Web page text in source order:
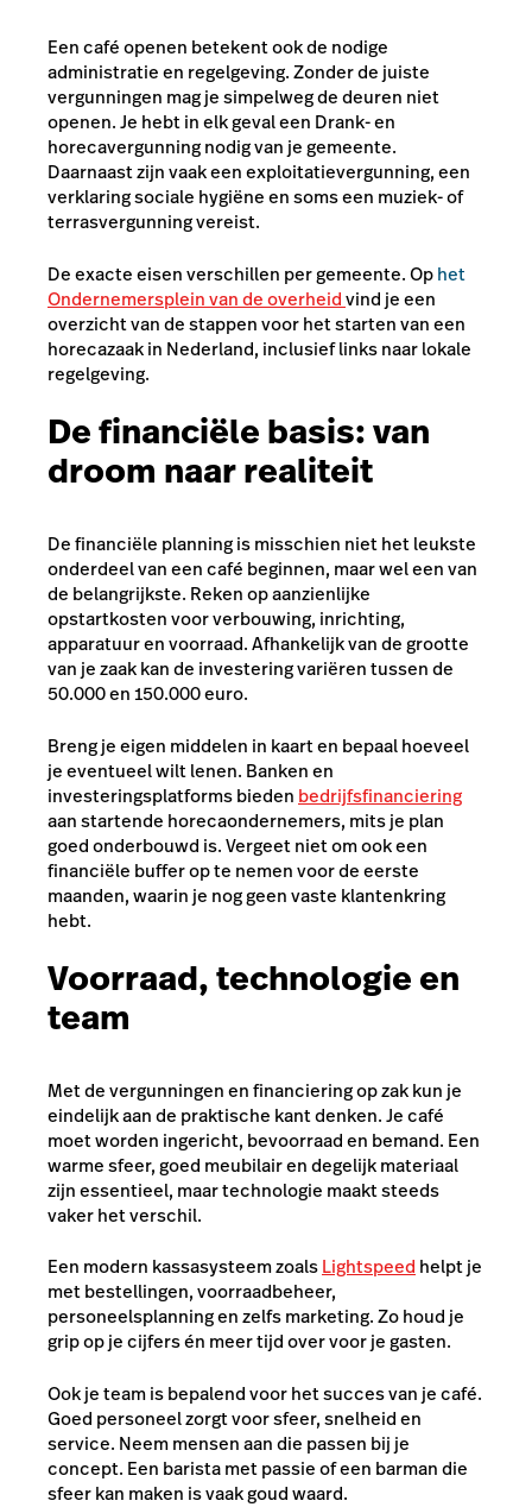
Een café openen betekent ook de nodige
administratie en regelgeving. Zonder de juiste
vergunningen mag je simpelweg de deuren niet
openen. Je hebt in elk geval een Drank- en
horecavergunning nodig van je gemeente.
Daarnaast zijn vaak een exploitatievergunning, een
verklaring sociale hygiëne en soms een muziek- of
terrasvergunning vereist.
De exacte eisen verschillen per gemeente. Ophet
Ondernemersplein van de overheidvind je een
overzicht van de stappen voor het starten van een
horecazaak in Nederland, inclusief links naar lokale
regelgeving.
De financiële basis: van
droom naar realiteit
De financiële planning is misschien niet het leukste
onderdeel van een café beginnen, maar wel een van
de belangrijkste. Reken op aanzienlijke
opstartkosten voor verbouwing, inrichting,
apparatuur en voorraad. Afhankelijk van de grootte
van je zaak kan de investering variëren tussen de
50.000 en 150.000 euro.
Breng je eigen middelen in kaart en bepaal hoeveel
je eventueel wilt lenen. Banken en
investeringsplatforms bieden bedrijfsfinanciering
aan startende horecaondernemers, mits je plan
goed onderbouwd is. Vergeet niet om ook een
financiële buffer op te nemen voor de eerste
maanden, waarin je nog geen vaste klantenkring
hebt.
Voorraad, technologie en
team
Met de vergunningen en financiering op zak kun je
eindelijk aan de praktische kant denken. Je café
moet worden ingericht, bevoorraad en bemand. Een
warme sfeer, goed meubilair en degelijk materiaal
zijn essentieel, maar technologie maakt steeds
vaker het verschil.
Een modern kassasysteem zoalsLightspeed helpt je
met bestellingen, voorraadbeheer,
personeelsplanning en zelfs marketing. Zo houd je
grip op je cijfers én meer tijd over voor je gasten.
Ook je team is bepalend voor het succes van je café.
Goed personeel zorgt voor sfeer, snelheid en
service. Neem mensen aan die passen bij je
concept. Een barista met passie of een barman die
sfeer kan maken is vaak goud waard.